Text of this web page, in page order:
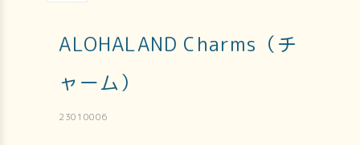
ALOHALAND Charms（チ
ャーム）
23010006